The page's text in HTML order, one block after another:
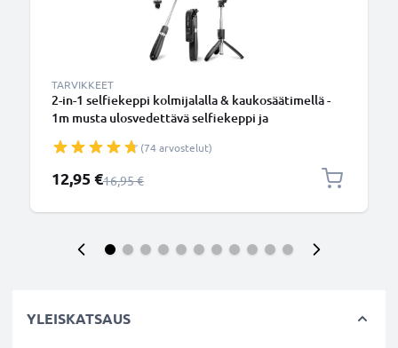
TARVIKKEET
2-in-1 selfiekeppi kolmijalalla & kaukosäätimellä -
1m musta ulosvedettävä selfiekeppi ja
kaukosäätimellä puhelimelle ja kameralle -
iPhonelle, GoProlle, Androidille ynm.
(74 arvostelut)
Erikoishinta
12,95 €Normaali hinta
16,95 €
YLEISKATSAUS